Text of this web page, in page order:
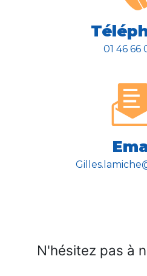
01 46 66
N'hésitez pas à